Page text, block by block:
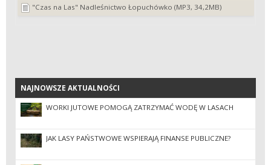
"Czas na Las" Nadleśnictwo Łopuchówko (MP3, 34,2MB)
NAJNOWSZE AKTUALNOŚCI
NAJNOWSZE AKTUALNOŚCI
WORKI JUTOWE POMOGĄ ZATRZYMAĆ WODĘ W LASACH
JAK LASY PAŃSTWOWE WSPIERAJĄ FINANSE PUBLICZNE?